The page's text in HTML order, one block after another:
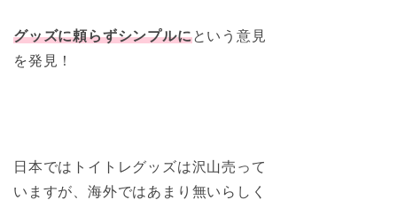
グッズに頼らずシンプルにという意見
を発見！
日本ではトイトレグッズは沢山売って
いますが、海外ではあまり無いらしく